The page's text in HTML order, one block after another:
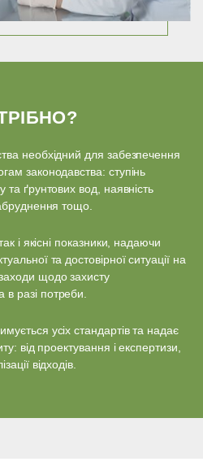
необхідний для забезпечення
законодавства: ступінь
та ґрунтових вод, наявність
тощо.
і якісні показники, надаючи
та достовірної ситуації на
щодо захисту
разі потреби.
усіх стандартів та надає
від проектування і експертизи,
відходів.